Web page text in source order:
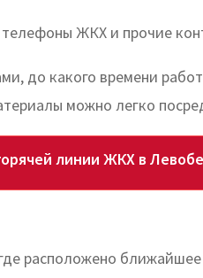
ЖКХ и прочие
до какого времени
можно легко
линии ЖКХ в
расположено